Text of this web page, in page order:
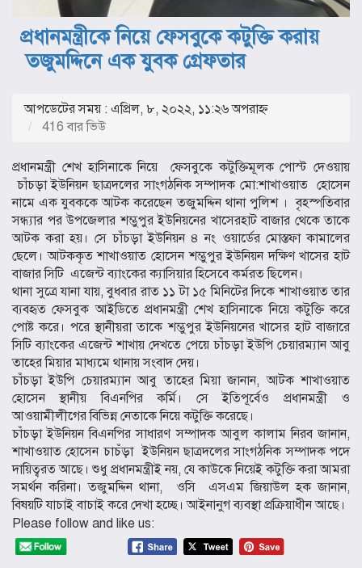
প্রধানমন্ত্রীকে নিয়ে ফেসবুকে কটুক্তি করায়
তজুমদ্দিনে এক যুবক গ্রেফতার
আপডেটের সময় : এপ্রিল, ৮, ২০২২, ১১:২৬ অপরাহ্ণ
416 বার ভিউ
প্রধানমন্ত্রী শেখ হাসিনাকে নিয়ে ফেসবুকে কটুক্তিমূলক পোস্ট দেওয়ায়
চাঁচড়া ইউনিয়ন ছাত্রদলের সাংগঠনিক সম্পাদক মো:শাখাওয়াত হোসেন
নামে এক যুবককে আটক করেছেন তজুমদ্দিন থানা পুলিশ । বৃহস্পতিবার
সন্ধ্যার পর উপজেলার শম্ভুপুর ইউনিয়নের খাসেরহাট বাজার থেকে তাকে
আটক করা হয়। সে চাঁচড়া ইউনিয়ন ৪ নং ওয়ার্ডের মোস্তফা কামালের
ছেলে। আটককৃত শাখাওয়াত হোসেন শম্ভুপুর ইউনিয়ন দক্ষিণ খাসের হাট
বাজার সিটি এজেন্ট ব্যাংকের ক্যাসিয়ার হিসেবে কর্মরত ছিলেন।
থানা সুত্রে যানা যায়, বুধবার রাত ১১ টা ১৫ মিনিটের দিকে শাখাওয়াত তার
ব্যবহৃত ফেসবুক আইডিতে প্রধানমন্ত্রী শেখ হাসিনাকে নিয়ে কটুক্তি করে
পোষ্ট করে। পরে স্থানীয়রা তাকে শম্ভুপুর ইউনিয়নের খাসের হাট বাজারে
সিটি ব্যাংকের এজেন্ট শাখায় দেখতে পেয়ে চাঁচড়া ইউপি চেয়ারম্যান আবু
তাহের মিয়ার মাধ্যমে থানায় সংবাদ দেয়।
চাঁচড়া ইউপি চেয়ারম্যান আবু তাহের মিয়া জানান, আটক শাখাওয়াত
হোসেন স্থানীয় বিএনপির কর্মি। সে ইতিপূর্বেও প্রধানমন্ত্রী ও
আওয়ামীলীগের বিভিন্ন নেতাকে নিয়ে কটুক্তি করেছে।
চাঁচড়া ইউনিয়ন বিএনপির সাধারণ সম্পাদক আবুল কালাম নিরব জানান,
শাখাওয়াত হোসেন চাচঁড়া ইউনিয়ন ছাত্রদলের সাংগঠনিক সম্পাদক পদে
দায়িত্বরত আছে। শুধু প্রধানমন্ত্রীই নয়, যে কাউকে নিয়েই কটুক্তি করা আমরা
সমর্থন করিনা। তজুমদ্দিন থানা, ওসি এসএম জিয়াউল হক জানান,
বিষয়টি যাচাই বাচাই করে দেখা হচ্ছে। আইনানুগ ব্যবস্থা প্রক্রিয়াধীন আছে।
Please follow and like us: